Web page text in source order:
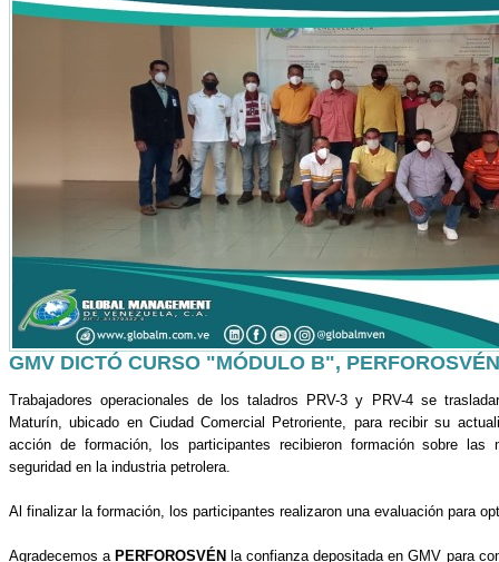
GMV DICTÓ CURSO "MÓDULO B",
Trabajadores operacionales de los taladros PRV-3 y PRV-4 se
Maturín, ubicado en Ciudad Comercial Petroriente, para recibir su
acción de formación, los participantes recibieron formación sobre las
seguridad en la industria petrolera.
Al finalizar la formación, los participantes realizaron una evaluación para
Agradecemos aPERFOROSVÉN la confianza depositada en GMV para